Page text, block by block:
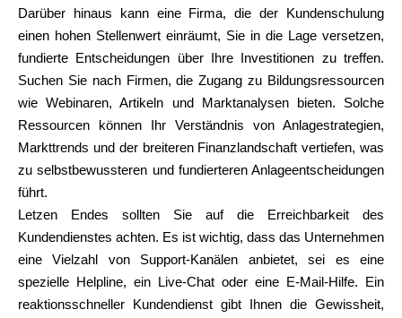
Darüber hinaus kann eine Firma, die der Kundenschulung
einen hohen Stellenwert einräumt, Sie in die Lage versetzen,
fundierte Entscheidungen über Ihre Investitionen zu treffen.
Suchen Sie nach Firmen, die Zugang zu Bildungsressourcen
wie Webinaren, Artikeln und Marktanalysen bieten. Solche
Ressourcen können Ihr Verständnis von Anlagestrategien,
Markttrends und der breiteren Finanzlandschaft vertiefen, was
zu selbstbewussteren und fundierteren Anlageentscheidungen
führt.
Letzen Endes sollten Sie auf die Erreichbarkeit des
Kundendienstes achten. Es ist wichtig, dass das Unternehmen
eine Vielzahl von Support-Kanälen anbietet, sei es eine
spezielle Helpline, ein Live-Chat oder eine E-Mail-Hilfe. Ein
reaktionsschneller Kundendienst gibt Ihnen die Gewissheit,